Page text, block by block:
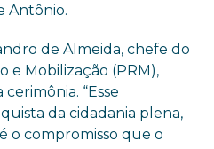
Antônio.
de Almeida, chefe do
e Mobilização (PRM),
“Esse
da cidadania plena,
o compromisso que o